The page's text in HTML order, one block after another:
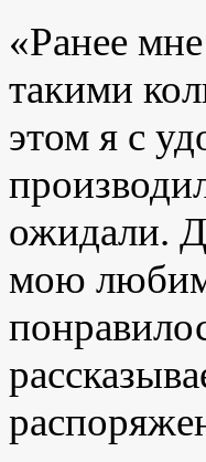
«Ранее
такими
этом я с
ожидали.
мою